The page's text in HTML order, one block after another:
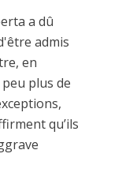
a dû
admis
en
plus de
qu’ils